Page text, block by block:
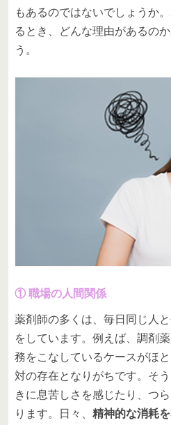
もあるのではないでしょうか
るとき、どんな理由があるの
う。
① 職場の人間関係
薬剤師の多くは、毎日同じ人
をしています。例えば、調剤
務をこなしているケースがほ
対の存在となりがちです。そ
きに息苦しさを感じたり、つ
ります。日々、 精神的な消耗